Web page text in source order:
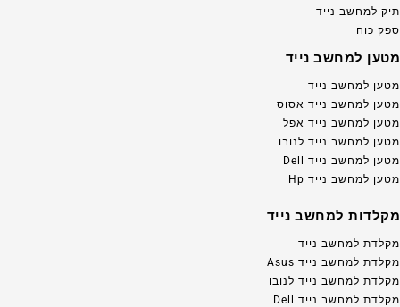
תיק למחשב נייד
ספק כוח
מטען למחשב נייד
מטען למחשב נייד
מטען למחשב נייד אסוס
מטען למחשב נייד אפל
מטען למחשב נייד לנובו
מטען למחשב נייד Dell
מטען למחשב נייד Hp
מקלדות למחשב נייד
מקלדת למחשב נייד
מקלדת למחשב נייד Asus
מקלדת למחשב נייד לנובו
מקלדת למחשב נייד Dell